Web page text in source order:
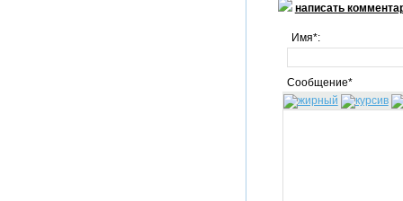
написать
Имя*:
Сообщение*